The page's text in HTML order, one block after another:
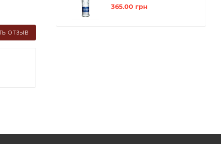
ОТЗЫВ
365.00 грн